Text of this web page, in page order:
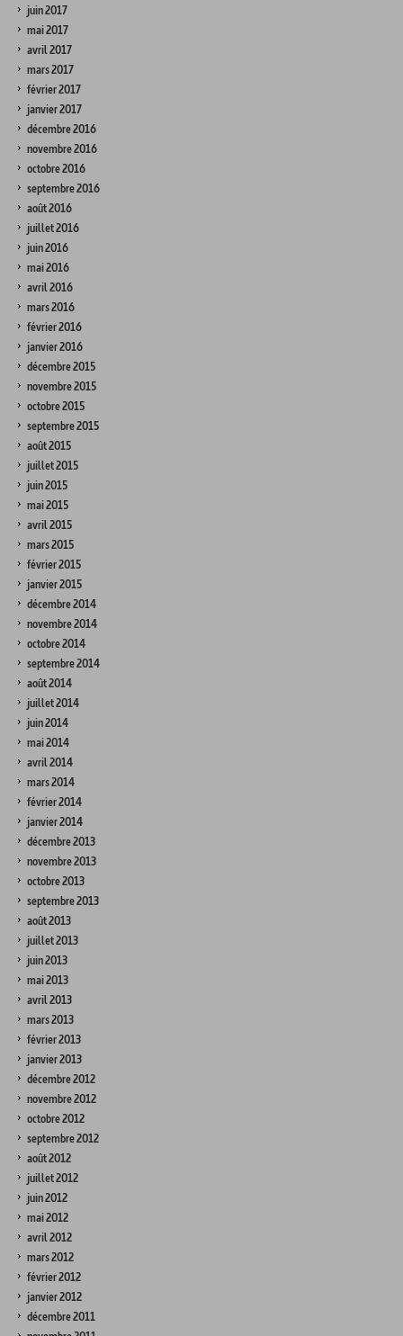
juin 2017
mai 2017
avril 2017
mars 2017
février 2017
janvier 2017
décembre 2016
novembre 2016
octobre 2016
septembre 2016
août 2016
juillet 2016
juin 2016
mai 2016
avril 2016
mars 2016
février 2016
janvier 2016
décembre 2015
novembre 2015
octobre 2015
septembre 2015
août 2015
juillet 2015
juin 2015
mai 2015
avril 2015
mars 2015
février 2015
janvier 2015
décembre 2014
novembre 2014
octobre 2014
septembre 2014
août 2014
juillet 2014
juin 2014
mai 2014
avril 2014
mars 2014
février 2014
janvier 2014
décembre 2013
novembre 2013
octobre 2013
septembre 2013
août 2013
juillet 2013
juin 2013
mai 2013
avril 2013
mars 2013
février 2013
janvier 2013
décembre 2012
novembre 2012
octobre 2012
septembre 2012
août 2012
juillet 2012
juin 2012
mai 2012
avril 2012
mars 2012
février 2012
janvier 2012
décembre 2011